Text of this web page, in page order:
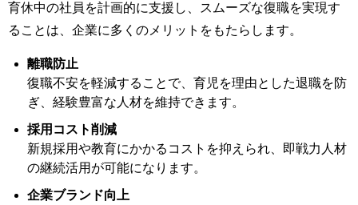
育休中の社員を計画的に支援し、スムーズな復職を実現す
ることは、企業に多くのメリットをもたらします。
離職防止
復職不安を軽減することで、育児を理由とした退職を防
ぎ、経験豊富な人材を維持できます。
採用コスト削減
新規採用や教育にかかるコストを抑えられ、即戦力人材
の継続活用が可能になります。
企業ブランド向上